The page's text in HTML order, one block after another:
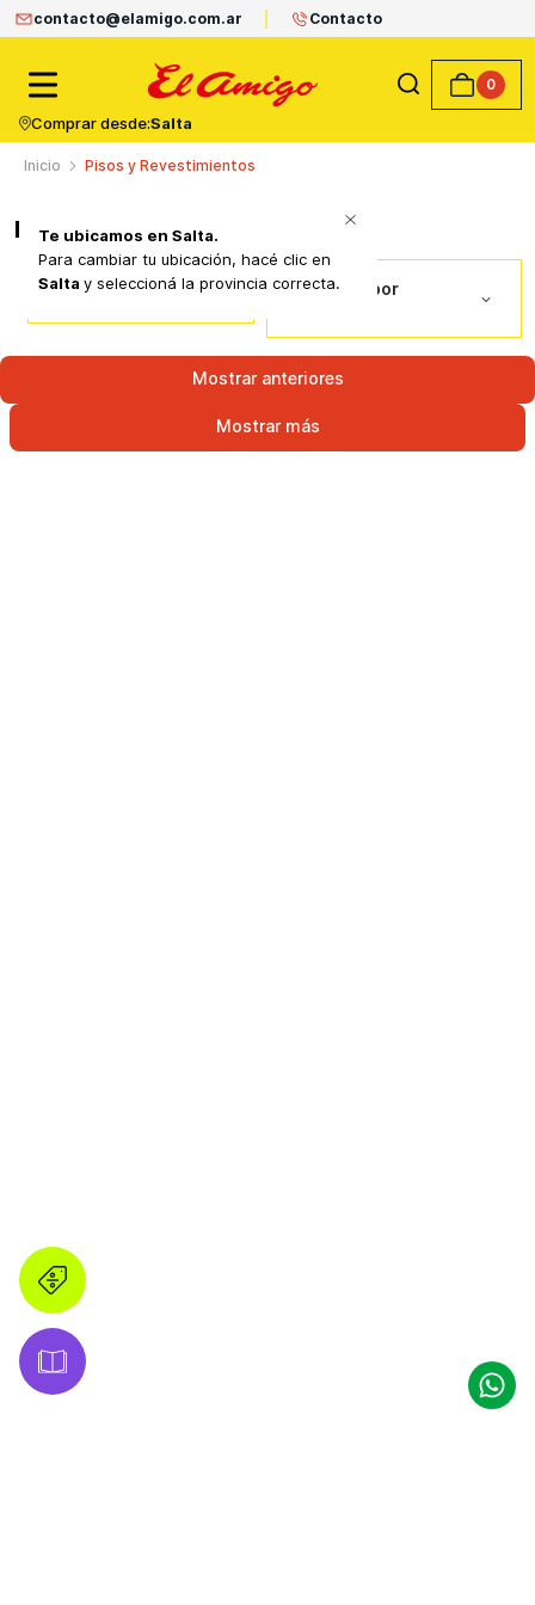
contacto@elamigo.com.ar Contacto
0
Comprar desde:Salta
Te ubicamos en Salta.
Para cambiar tu ubicación, hacé clic en
Salta y seleccioná la provincia correcta.
Pisos y Revestimientos
Pisos y Revestimientos
Filtros
Ordenar por
Mostrar anteriores
Mostrar más